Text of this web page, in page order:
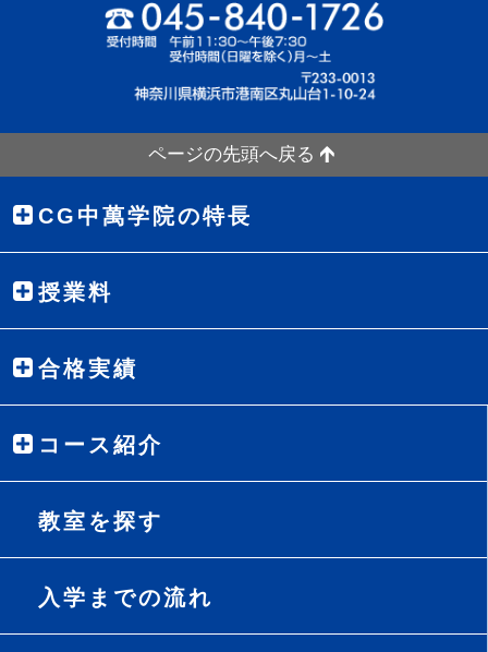
ページの先頭へ戻る
CG中萬学院の特長
授業料
合格実績
コース紹介
教室を探す
入学までの流れ